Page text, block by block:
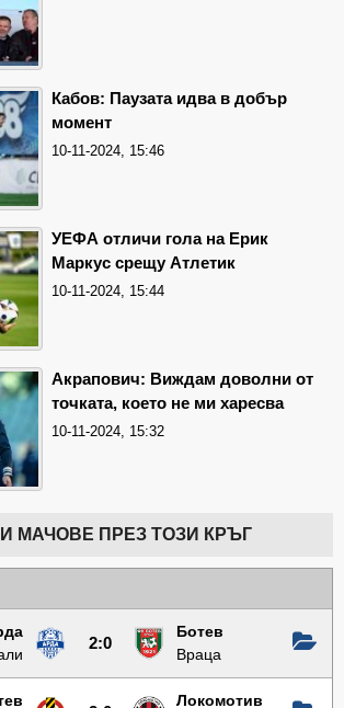
Кабов: Паузата идва в добър
момент
10-11-2024, 15:46
УЕФА отличи гола на Ерик
Маркус срещу Атлетик
10-11-2024, 15:44
Акрапович: Виждам доволни от
точката, което не ми харесва
10-11-2024, 15:32
МАЧОВЕ ПРЕЗ ТОЗИ КРЪГ
2:0
Ботев
Враца
Локомотив